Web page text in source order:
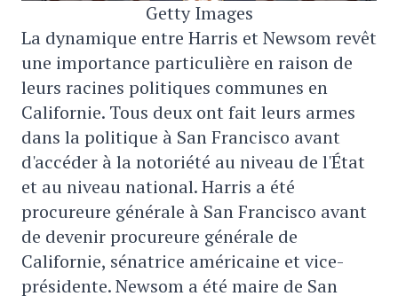
Getty Images
La dynamique entre Harris et Newsom revêt
une importance particulière en raison de
leurs racines politiques communes en
Californie. Tous deux ont fait leurs armes
dans la politique à San Francisco avant
d'accéder à la notoriété au niveau de l'État
et au niveau national. Harris a été
procureure générale à San Francisco avant
de devenir procureure générale de
Californie, sénatrice américaine et vice-
présidente. Newsom a été maire de San